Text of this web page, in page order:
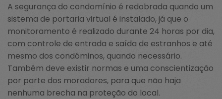
A segurança do condomínio é redobrada quando um
sistema de portaria virtual é instalado, já que o
monitoramento é realizado durante 24 horas por dia,
com controle de entrada e saída de estranhos e até
mesmo dos condôminos, quando necessário.
Também deve existir normas e uma conscientização
por parte dos moradores, para que não haja
nenhuma brecha na proteção do local.